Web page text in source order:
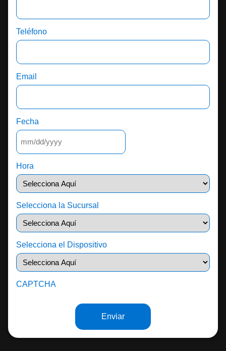
Teléfono
Email
Fecha
Hora
Selecciona la Sucursal
Selecciona el Dispositivo
CAPTCHA